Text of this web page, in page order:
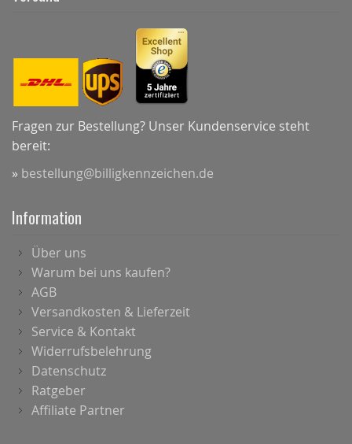
Fragen zur Bestellung? Unser Kundenservice steht
bereit:
» bestellung@billigkennzeichen.de
Information
Über uns
Warum bei uns kaufen?
AGB
Versandkosten & Lieferzeit
Service & Kontakt
Widerrufsbelehrung
Datenschutz
Ratgeber
Affiliate Partner